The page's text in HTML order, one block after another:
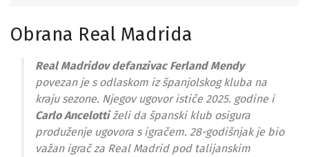
Obrana Real Madrida
Real Madridov defanzivac Ferland Mendy
povezan je s odlaskom iz španjolskog kluba na
kraju sezone. Njegov ugovor ističe 2025. godine i
Carlo Ancelottiželi da španski klub osigura
produženje ugovora s igračem. 28-godišnjak je bio
važan igrač za Real Madrid pod talijanskim